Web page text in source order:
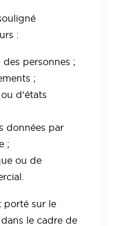
:
personnes ;
;
d’états
données par
;
ou de
porté sur le
le cadre de